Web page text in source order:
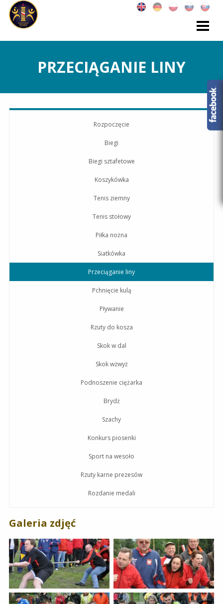
PRZECIĄGANIE LINY
Rozpoczęcie
Biegi
Biegi sztafetowe
Koszykówka
Tenis ziemny
Tenis stołowy
Piłka nożna
Siatkówka
Przeciąganie liny
Pchnięcie kulą
Pływanie
Rzuty do kosza
Skok w dal
Skok wzwyż
Podnoszenie ciężarka
Brydż
Szachy
Konkurs piosenki
Sport na wesoło
Rzuty karne prezesów
Rozdanie medali
Galeria zdjęć